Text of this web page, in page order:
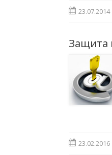
23.07.2014
Защита
23.02.2016